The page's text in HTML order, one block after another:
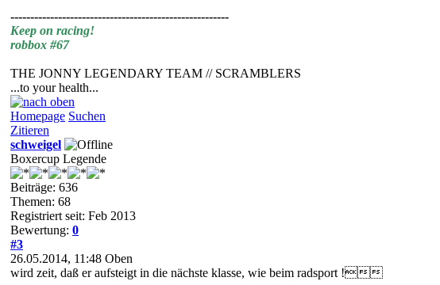
-------------------------------------------------------
Keep on racing!
robbox #67
THE JONNY LEGENDARY TEAM // SCRAMBLERS
...to your health...
Homepage Suchen
Zitieren
schweigel
Boxercup Legende
Beiträge: 636
Themen: 68
Registriert seit: Feb 2013
Bewertung: 0
#3
26.05.2014, 11:48 Oben
wird zeit, daß er aufsteigt in die nächste klasse, wie beim radsport !